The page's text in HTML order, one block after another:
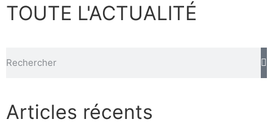
TOUTE L'ACTUALITÉ
Articles récents